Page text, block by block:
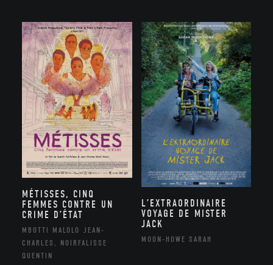
MÉTISSES, CINQ
FEMMES CONTRE UN
CRIME D’ÉTAT
MBOTTI MALOLO JEAN-
CHARLES, NOIRFALISSE
QUENTIN
L’EXTRAORDINAIRE
VOYAGE DE MISTER
JACK
MOON-HOWE SARAH